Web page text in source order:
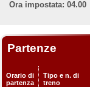
Ora impostata: 04.00
Partenze
Orario di
partenza
Tipo e n. di
treno